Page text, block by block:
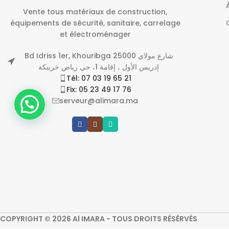
Vente tous matériaux de construction,
équipements de sécurité, sanitaire, carrelage
et électroménager
Bd Idriss 1er, Khouribga 25000 شارع مولاي
إدريس الأول ، إقامة 1، حي رياض خريبكة
Tél: 07 03 19 65 21
Fix: 05 23 49 17 76
serveur@alimara.ma
COPYRIGHT © 2026 Al IMARA - TOUS DROITS RÉSÉRVÉS